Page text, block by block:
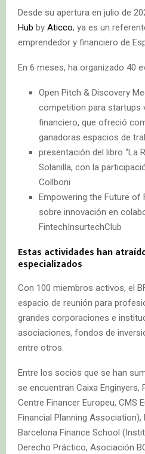
Desde su apertura en julio de
Hub by Aticco, ya es un
emprendedor y financiero de
En 6 meses, ha organizado 40
Open Pitch & Discovery
competition para startups
financiero, que ofreció
ganadoras espacios de
presentación del libro “La
Solanilla, con la
Collboni
Empowering the Future of
sobre innovación en
FintechInsurtechClub
Estas actividades han
especializados
Con 100 miembros activos, el
espacio de reunión para
grandes corporaciones e
asociaciones, fondos de
entre otros.
Entre los socios que se han
se encuentran Caixa Enginyers,
Centre Financer Europeu, CMS
Financial Planning Association),
Barcelona Finance School
Derecho Práctico, Asociación